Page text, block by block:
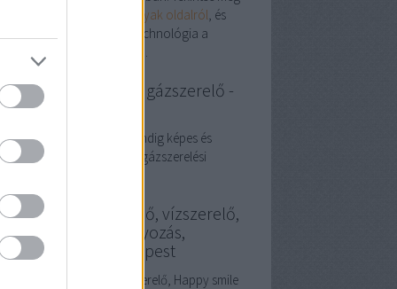
Gyerekágyak oldalról, és
fel, hogyan válhat a technológia a
kényelem alapjává.
Budapest, gázszerelő -
Segít
Budapest: péter mindig képes és
is segíteni, ha éppen gázszerelési
fűtésszerelő, vízszerelő,
smile fogszabályozás,
Budapest
, vízszerelő, Happy smile